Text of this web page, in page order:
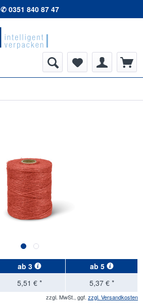
✆ 0351 840 87 47
ab 3 ab 5
5,51 € * 5,37 € *
zzgl. MwSt., ggf. zzgl. Versandkosten